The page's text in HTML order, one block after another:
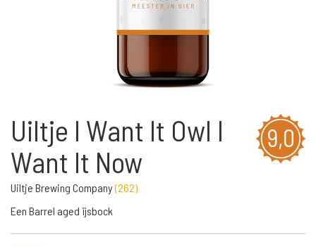
9,0
Uiltje I Want It Owl I
Want It Now
Uiltje Brewing Company(262)
Een Barrel aged ijsbock